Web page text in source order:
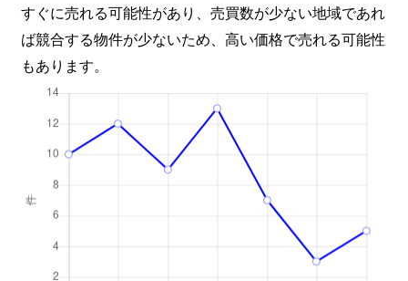
すぐに売れる可能性があり、売買数が少ない地域であれ
ば競合する物件が少ないため、高い価格で売れる可能性
もあります。